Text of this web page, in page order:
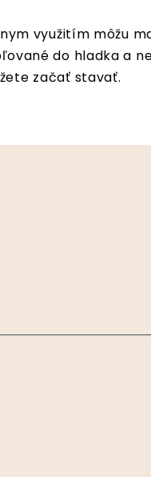
využitím môžu
do hladka a
začať stavať.